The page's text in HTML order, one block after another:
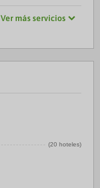
Ver más servicios
(20 hoteles)